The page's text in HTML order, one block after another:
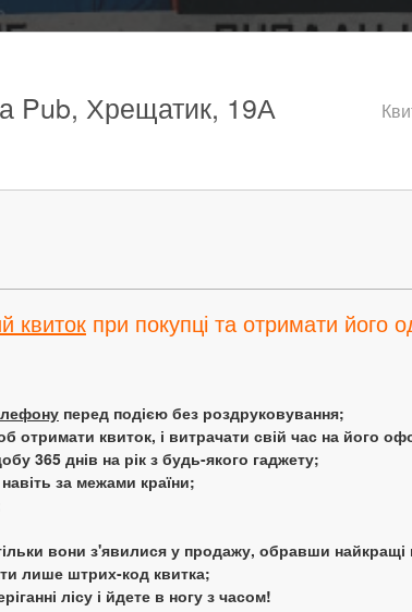
Pub, Хрещатик, 19А
квиток при покупці та отримати його
перед подією без роздруковування;
отримати квиток, і витрачати свій час на його
365 днів на рік з будь-якого гаджету;
за межами країни;
вони з'явилися у продажу, обравши найкращі
лише штрих-код квитка;
лісу і йдете в ногу з часом!